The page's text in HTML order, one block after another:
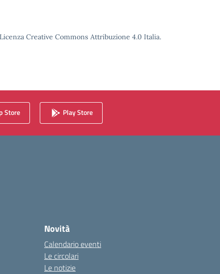
Creative Commons Attribuzione 4.0 Italia.
Store Play Store
Novità
Calendario eventi
Le circolari
Le notizie